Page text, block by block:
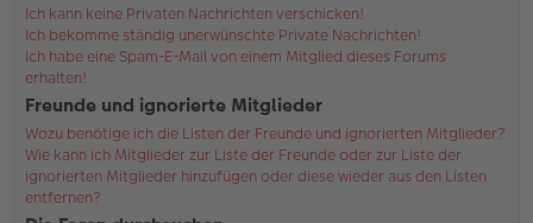
Ich kann keine Privaten Nachrichten verschicken!
Ich bekomme ständig unerwünschte Private Nachrichten!
Ich habe eine Spam-E-Mail von einem Mitglied dieses Forums
erhalten!
Freunde und ignorierte Mitglieder
Wozu benötige ich die Listen der Freunde und ignorierten Mitglieder?
Wie kann ich Mitglieder zur Liste der Freunde oder zur Liste der
ignorierten Mitglieder hinzufügen oder diese wieder aus den Listen
entfernen?